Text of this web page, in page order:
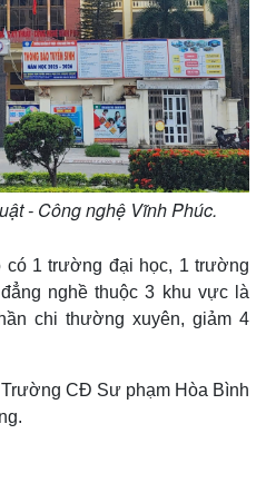
- Công nghệ Vĩnh Phúc.
có 1 trường đại học, 1 trường
nghề thuộc 3 khu vực là
chi thường xuyên, giảm 4
CĐ Sư phạm Hòa Bình